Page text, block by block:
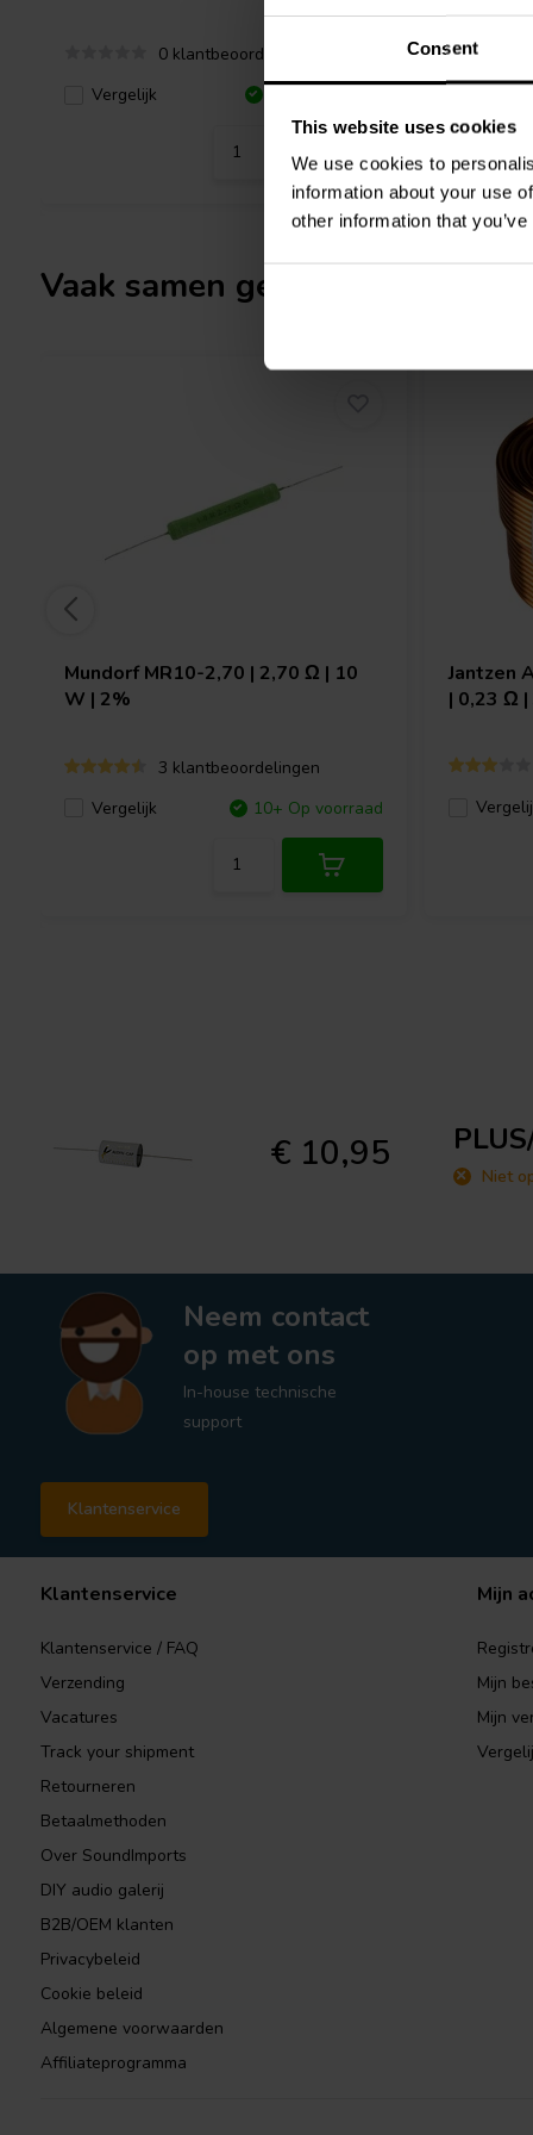
Consent
This website uses cookies
We use cookies to
information about your use
other information that
0 klantbeoordelingen
Vergelijk
Vaak samen gekocht
MundorfMR10-2,70 | 2,70 Ω | 10
W | 2%
3 klantbeoordelingen
Vergelijk
10+ Op voorraad
Jantzen
| 0,23 Ω
€ 10,95
Niet
Neem contact
op met ons
In-house technische
support
Klantenservice
Klantenservice
Klantenservice / FAQ
Verzending
Vacatures
Track your shipment
Retourneren
Betaalmethoden
Over SoundImports
DIY audio galerij
B2B/OEM klanten
Privacybeleid
Cookie beleid
Algemene voorwaarden
Affiliateprogramma
Mijn
Mijn
Mijn